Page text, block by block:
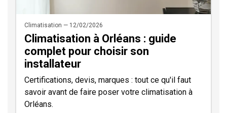
Climatisation — 12/02/2026
Climatisation à Orléans : guide
complet pour choisir son
installateur
Certifications, devis, marques : tout ce qu'il faut
savoir avant de faire poser votre climatisation à
Orléans.